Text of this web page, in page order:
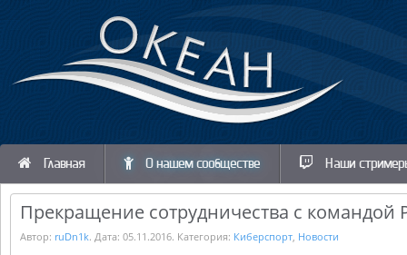
Главная О нашем сообществе Наши
Прекращение сотрудничества с командой
Автор: ruDn1k. Дата: 05.11.2016. Категория: Киберспорт, Новости